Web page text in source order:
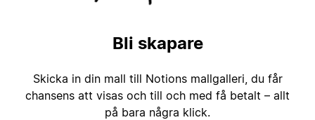
Bli skapare
Skicka in din mall till Notions mallgalleri, du får
chansens att visas och till och med få betalt – allt
på bara några klick.